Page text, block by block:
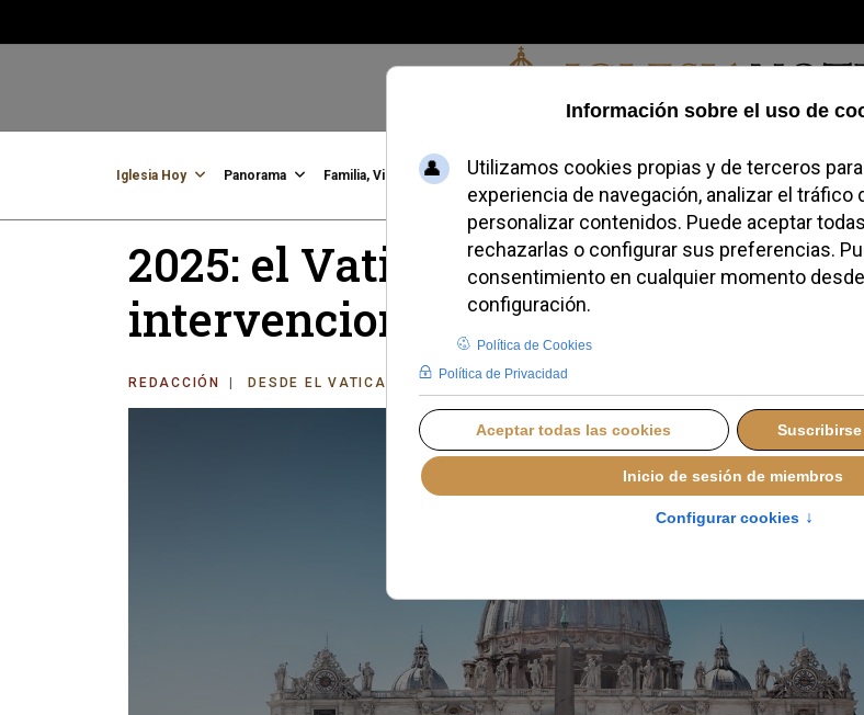
Viernes, 07 de agosto de 2026
Iglesia Hoy Panorama Familia, Vida, Identidad Credofobiómetro Blogs Temas Buscar
2025: el Vaticano reforzó las
intervenciones canónicas
REDACCIÓN DESDE EL VATICANO VIERNES, 02 ENERO 2026 14:20